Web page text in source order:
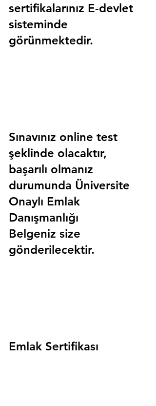
sertifikalarınız E-devlet
sisteminde
görünmektedir.
Sınavınız online test
şeklinde olacaktır,
başarılı olmanız
durumunda Üniversite
Onaylı Emlak
Danışmanlığı
Belgeniz size
gönderilecektir.
Emlak Sertifikası